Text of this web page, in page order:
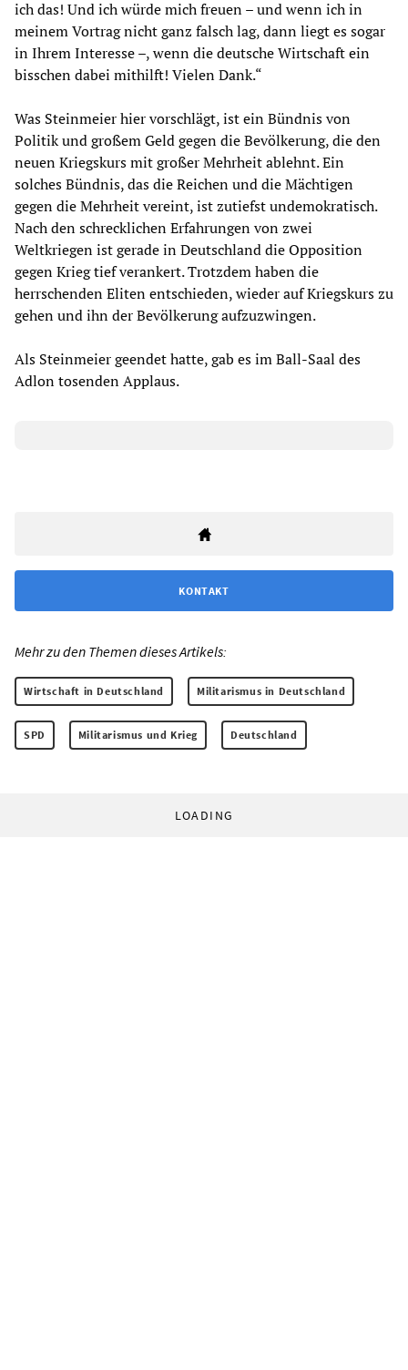
ich das! Und ich würde mich freuen – und wenn ich in
meinem Vortrag nicht ganz falsch lag, dann liegt es sogar
in Ihrem Interesse –, wenn die deutsche Wirtschaft ein
bisschen dabei mithilft! Vielen Dank.“
Was Steinmeier hier vorschlägt, ist ein Bündnis von
Politik und großem Geld gegen die Bevölkerung, die den
neuen Kriegskurs mit großer Mehrheit ablehnt. Ein
solches Bündnis, das die Reichen und die Mächtigen
gegen die Mehrheit vereint, ist zutiefst undemokratisch.
Nach den schrecklichen Erfahrungen von zwei
Weltkriegen ist gerade in Deutschland die Opposition
gegen Krieg tief verankert. Trotzdem haben die
herrschenden Eliten entschieden, wieder auf Kriegskurs zu
gehen und ihn der Bevölkerung aufzuzwingen.
Als Steinmeier geendet hatte, gab es im Ball-Saal des
Adlon tosenden Applaus.
KONTAKT
Mehr zu den Themen dieses Artikels:
Wirtschaft in Deutschland Militarismus in Deutschland
SPD Militarismus und Krieg Deutschland
LOADING